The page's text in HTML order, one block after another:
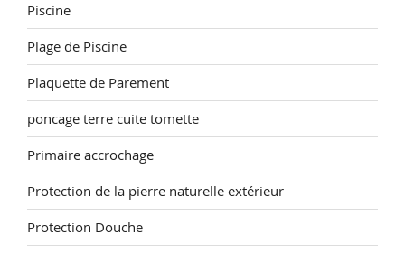
Piscine
Plage de Piscine
Plaquette de Parement
poncage terre cuite tomette
Primaire accrochage
Protection de la pierre naturelle extérieur
Protection Douche